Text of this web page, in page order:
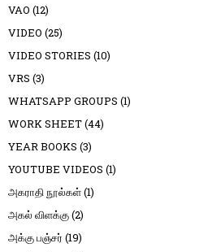
VAO (12)
VIDEO (25)
VIDEO STORIES (10)
VRS (3)
WHATSAPP GROUPS (1)
WORK SHEET(44)
YEAR BOOKS (3)
YOUTUBE VIDEOS (1)
அகராதி நூல்கள்(1)
அகல் விளக்கு(2)
அக்கு பஞ்சர் (19)